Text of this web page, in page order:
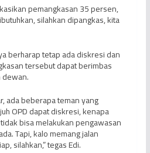
pemangkasan 35 persen,
silahkan dipangkas, kita
berharap tetap ada diskresi dan
tersebut dapat berimbas
ada beberapa teman yang
OPD dapat diskresi, kenapa
bisa melakukan pengawasan
Tapi, kalo memang jalan
silahkan,” tegas Edi.